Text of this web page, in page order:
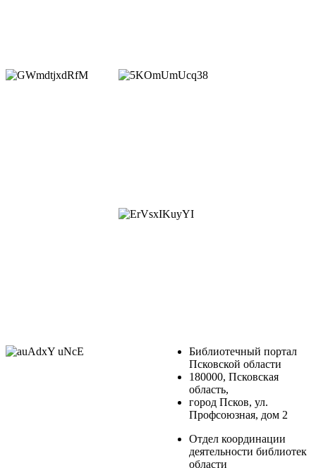
Библиотечный портал
Псковской области
180000, Псковская
область,
город Псков, ул.
Профсоюзная, дом 2
Отдел координации
деятельности библиотек
области